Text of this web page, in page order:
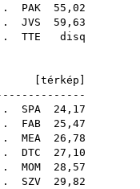
. PAK 55,02
. JVS 59,63
. TTE disq
[ térkép
. SPA 24,17
. FAB 25,47
. MEA 26,78
. DTC 27,10
. MOM 28,57
. SZV 29,82